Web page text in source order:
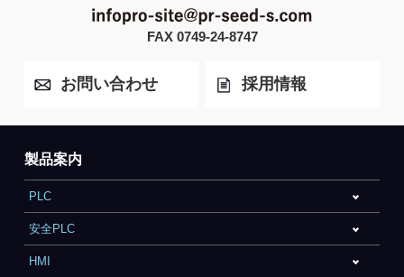
FAX 0749-24-8747
お問い合わせ 採用情報
製品案内
PLC
安全PLC
HMI